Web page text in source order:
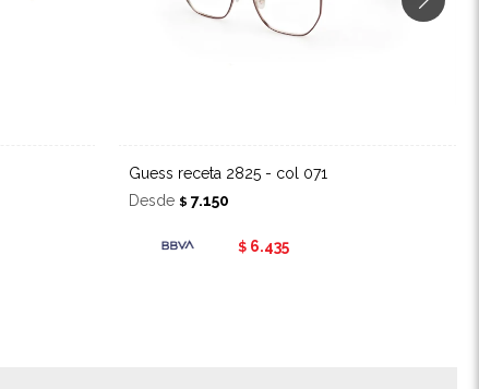
Guess receta 2825 - col 071
Desde $ 7.150
$ 6.435